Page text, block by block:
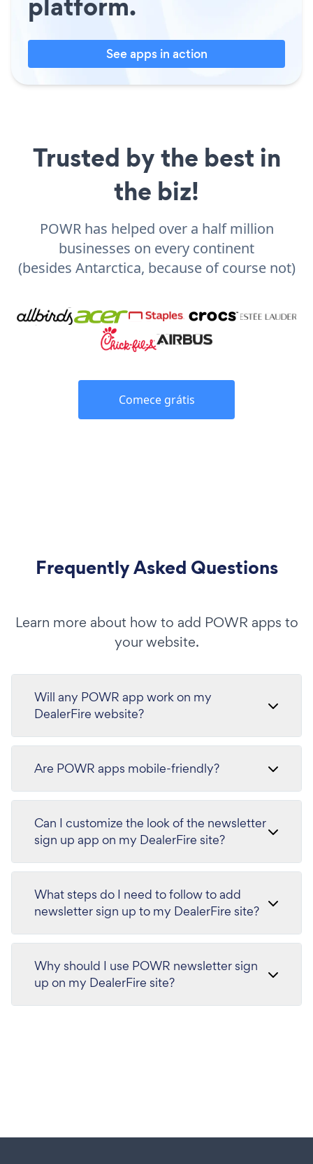
See apps in action
Trusted by the best in
the biz!
POWR has helped over a half million
businesses on every continent
(besides Antarctica, because of course not)
Comece grátis
Frequently Asked Questions
Learn more about how to add POWR apps to
your website.
Will any POWR app work on my
DealerFire website?
Are POWR apps mobile-friendly?
Can I customize the look of the newsletter
sign up app on my DealerFire site?
What steps do I need to follow to add
newsletter sign up to my DealerFire site?
Why should I use POWR newsletter sign
up on my DealerFire site?